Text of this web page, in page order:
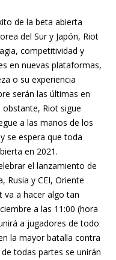
de la beta abierta
del Sur y Japón, Riot
competitividad y
en nuevas plataformas,
o su experiencia
serán las últimas en
Riot sigue
a las manos de los
se espera que toda
en 2021.
el lanzamiento de
Rusia y CEI, Oriente
va a hacer algo tan
a las 11:00 (hora
a jugadores de todo
la mayor batalla contra
todas partes se unirán